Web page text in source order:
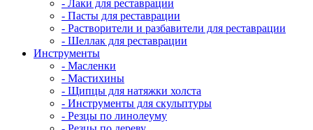
- Лаки для реставрации
- Пасты для реставрации
- Растворители и разбавители для реставрации
- Шеллак для реставрации
Инструменты
- Масленки
- Мастихины
- Щипцы для натяжки холста
- Инструменты для скульптуры
- Резцы по линолеуму